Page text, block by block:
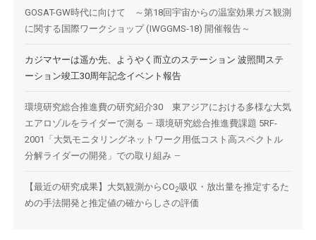
GOSAT-GW時代に向けて ～第18回宇宙からの温室効果ガス観測
に関する国際ワークショップ (IWGGMS-18) 開催報告～
カジマヤーは遥か先、ようやく而立のステーション 波照間ステ
ーション竣工30周年記念イベント報告
環境研究総合推進費の研究紹介30 東アジアにおける多様な大気
エアロゾルをライダーで測る - 環境研究総合推進費課題 5RF-
2001「大気モニタリングネットワーク用低コスト高スペクトル
分解ライダーの開発」での取り組み -
【最近の研究成果】大気観測からCO2吸収・放出量を推定するた
めの手法開発と推定値の確からしさの評価